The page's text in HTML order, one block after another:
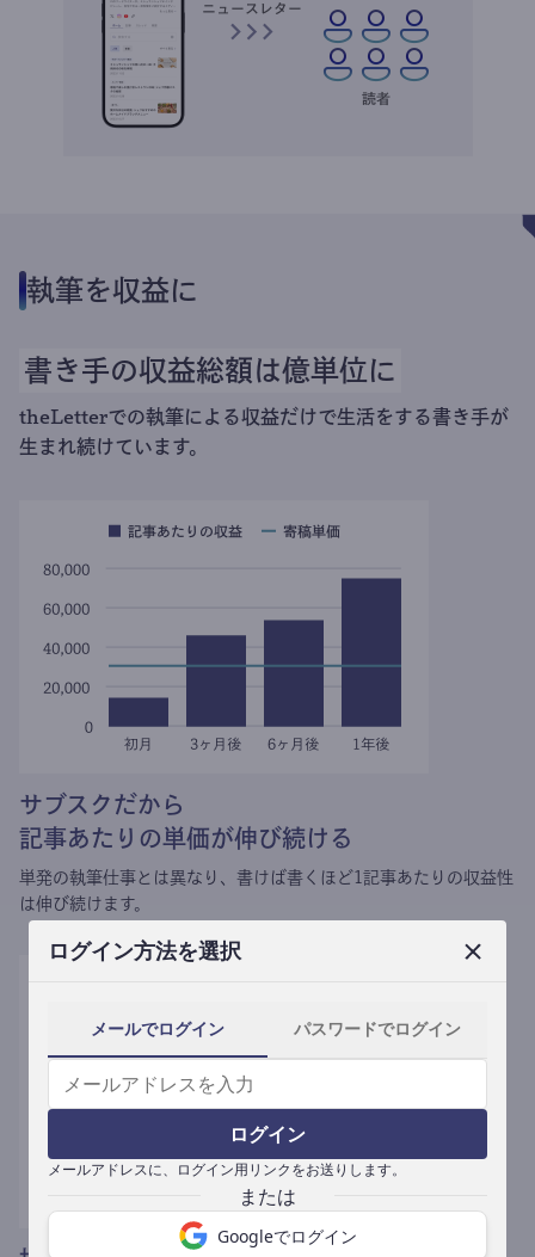
ログイン方法を選択
メールでログイン パスワードでログイン
ログイン
メールアドレスに、ログイン用リンクをお送りします。
Googleでログイン
執筆を収益に
書き手の収益総額は億単位に
theLetterでの執筆による収益だけで生活をする書き手が
生まれ続けています。
サブスクだから
記事あたりの単価が伸び続ける
単発の執筆仕事とは異なり、 書けば書くほど1記事あたりの収益性
は伸び続けます。